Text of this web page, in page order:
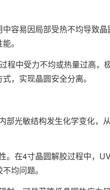
易因局部受热不均导致晶
。
中受力不均或热量过高，
，实现晶圆安全分离。
光敏结构发生化学变化，
在4寸晶圆解胶过程中，
均问题。